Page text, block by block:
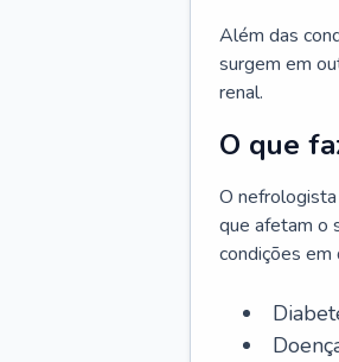
Além das
surgem em
renal.
O que
O
que afetam o
condições em